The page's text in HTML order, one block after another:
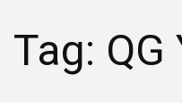
Tag: QG